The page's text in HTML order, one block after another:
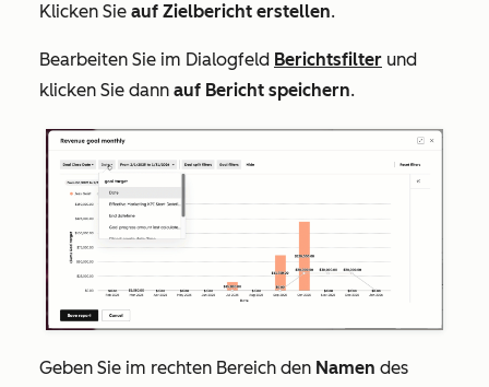
Klicken Sie auf Zielbericht erstellen.
Bearbeiten Sie im Dialogfeld Berichtsfilter und
klicken Sie dann auf Bericht speichern.
Geben Sie im rechten Bereich den Namen des